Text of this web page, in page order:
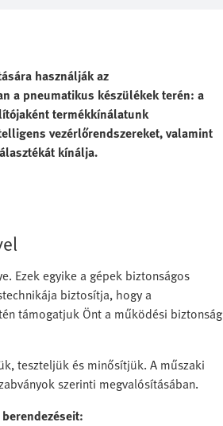
használják az
a pneumatikus készülékek terén: a
termékkínálatunk
vezérlőrendszereket, valamint
kínálja.
Ezek egyike a gépek biztonságos
biztosítja, hogy a
támogatjuk Önt a működési biztonság
teszteljük és minősítjük. A műszaki
szerinti megvalósításában.